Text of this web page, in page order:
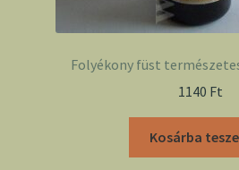
Folyékony füst
1140 Ft
Kosárba